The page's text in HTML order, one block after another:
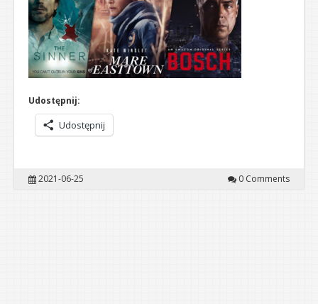
Udostępnij:
Udostępnij
2021-06-25 0 Comments